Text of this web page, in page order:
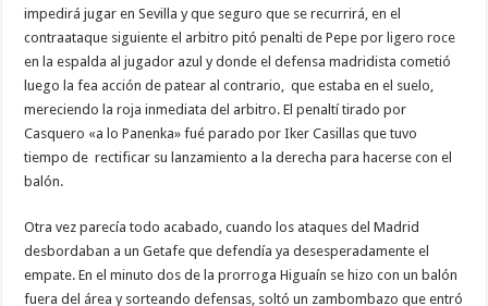
impedirá jugar en Sevilla y que seguro que se recurrirá, en el
contraataque siguiente el arbitro pitó penalti de Pepe por ligero roce
en la espalda al jugador azul y donde el defensa madridista cometió
luego la fea acción de patear al contrario, que estaba en el suelo,
mereciendo la roja inmediata del arbitro. El penaltí tirado por
Casquero «a lo Panenka» fué parado por Iker Casillas que tuvo
tiempo de rectificar su lanzamiento a la derecha para hacerse con el
balón.
Otra vez parecía todo acabado, cuando los ataques del Madrid
desbordaban a un Getafe que defendía ya desesperadamente el
empate. En el minuto dos de la prorroga Higuaín se hizo con un balón
fuera del área y sorteando defensas, soltó un zambombazo que entró